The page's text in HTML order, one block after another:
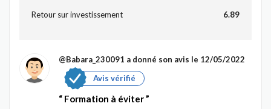
Retour sur investissement 6.89
@Babara_230091 a donné son avis le 12/05/2022
Avis vérifié
Formation à éviter